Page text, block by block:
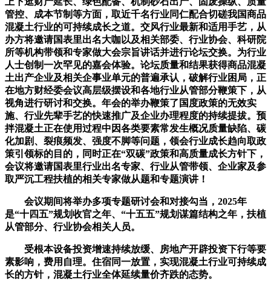
管控、成本节制等方面，取近千名行业同仁配合切磋我国商品
混凝土行业的可持续成长之道。交风行业最新和适用手艺，从
办方将邀请国表里出名大咖以及相关部委、行业协会、科研院
所等机构带领和专家做大会宗旨讲话并进行论坛交换。为行业
人士创制一次罕见的嘉会体验。论坛质量和结果获得商品混凝
土出产企业及相关企事业单元的普遍承认，破解行业困局，正
在地方财经委会议高层级摆设和各地行业从管部分鞭策下，从
视角进行研讨和交换。年会的举办鞭策了国度政策的无效实
施、行业先辈手艺的快速推广及企业办理程度的持续提拔。预
拌混凝土正在使用过程中因各类要素常发生概况质量缺陷、碳
化加剧、裂痕频发、强度不脚等问题，领会行业成长趋向取政
策引领标的目的，同时正在“双碳”政策和高质量成长方针下，
会议将邀请国表里行业出名专家、行业从管带领、企业家及参
取严沉工程扶植的相关专家做从题和专题演讲！
会议期间将举办多项专题研讨会和对接勾当，2025年
是“十四五”规划收官之年、“十五五”规划谋篇结构之年，扶植
从管部分、行业协会相关人员。
受根本设备投资增速持续放缓、房地产开辟投资下行等要
素影响，费用自理。住宿同一放置，实现混凝土行业可持续成
长的方针，混凝土行业全体延续量价齐跌的态势。